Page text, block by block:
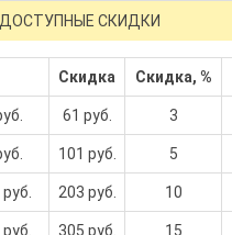
ДОСТУПНЫЕ СКИДКИ
Скидка Скидка, %
61 руб. 3
101 руб. 5
203 руб. 10
305 руб. 15